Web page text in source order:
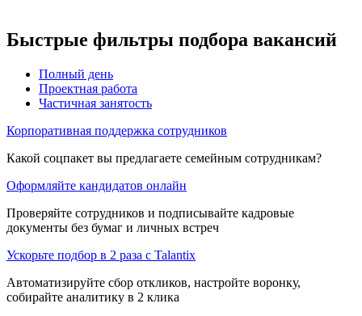
Быстрые фильтры подбора вакансий
Полный день
Проектная работа
Частичная занятость
Корпоративная поддержка сотрудников
Какой соцпакет вы предлагаете семейным сотрудникам?
Оформляйте кандидатов онлайн
Проверяйте сотрудников и подписывайте кадровые
документы без бумаг и личных встреч
Ускорьте подбор в 2 раза с Talantix
Автоматизируйте сбор откликов, настройте воронку,
собирайте аналитику в 2 клика